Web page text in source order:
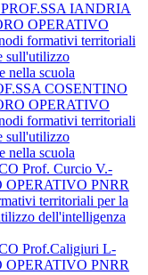
IANDRIA
OPERATIVO
formativi territoriali
sull'utilizzo
nella scuola
COSENTINO
OPERATIVO
formativi territoriali
sull'utilizzo
nella scuola
Prof. Curcio V.-
PNRR
territoriali per la
dell'intelligenza
Prof.Caligiuri L-
PNRR